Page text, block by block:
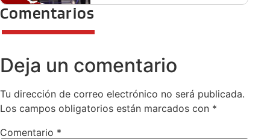
Comentarios
Deja un comentario
Tu dirección de correo electrónico no será publicada.
Los campos obligatorios están marcados con *
Comentario *